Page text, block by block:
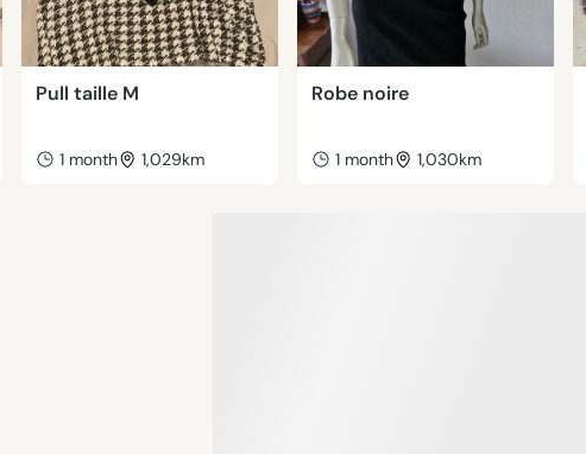
Pull taille M
1 month 1,029km
Robe noire
1 month 1,030km